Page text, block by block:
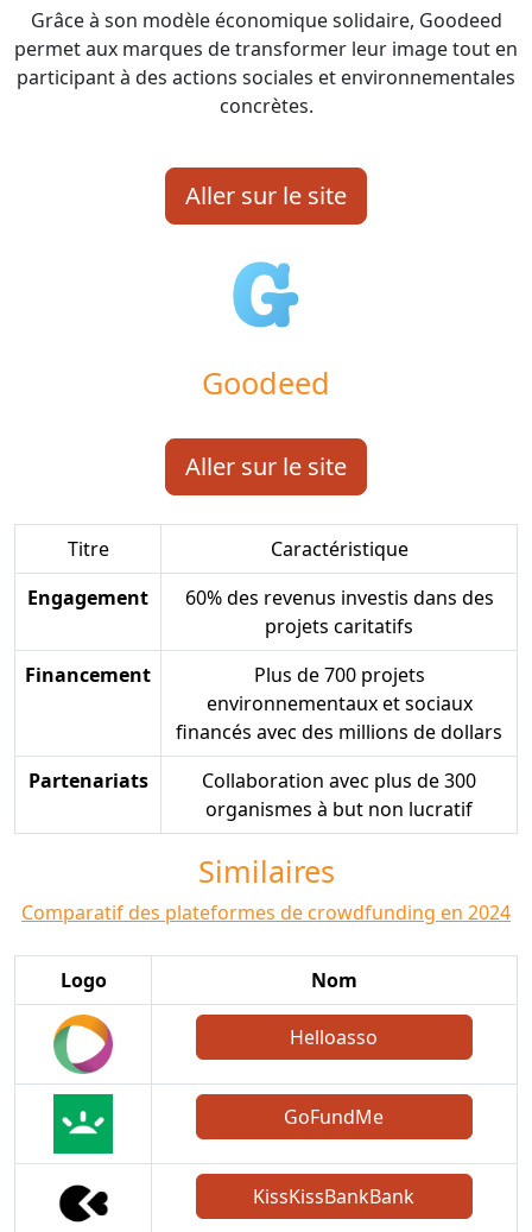
Grâce à son modèle économique solidaire, Goodeed
permet aux marques de transformer leur image tout en
participant à des actions sociales et environnementales
concrètes.
Aller sur le site
Goodeed
Aller sur le site
Titre
Caractéristique
Engagement
60% des revenus investis dans des
projets caritatifs
Financement
Plus de 700 projets
environnementaux et sociaux
financés avec des millions de dollars
Partenariats
Collaboration avec plus de 300
organismes à but non lucratif
Similaires
Comparatif des plateformes de crowdfunding en 2024
Logo Nom
Helloasso
GoFundMe
KissKissBankBank